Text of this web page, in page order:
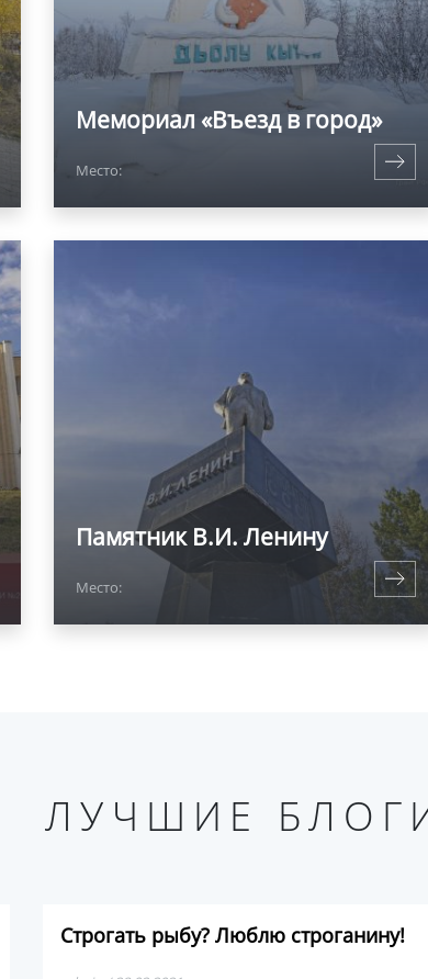
Мемориал «Въезд в город»
Место:
Памятник В.И. Ленину
Место:
ЛУЧШИЕ
Строгать рыбу? Люблю строганину!